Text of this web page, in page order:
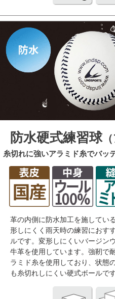
防水硬式練習球（
糸切れに強いアラミド糸でバッ
革の内側に防水加工を施してい
形しにくく雨天時の練習におす
ルです。変形しにくいバージン
牛革を使用しています。強靭で
ラミド糸を使用しており、状態
も糸切れしにくい硬式ボールです